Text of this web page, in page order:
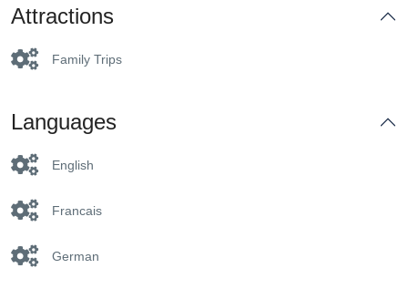
Attractions
Family Trips
Languages
English
Francais
German